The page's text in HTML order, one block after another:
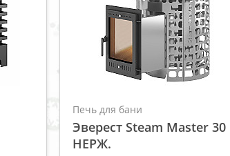
Печь для бани
Эверест Steam Master 30
НЕРЖ.